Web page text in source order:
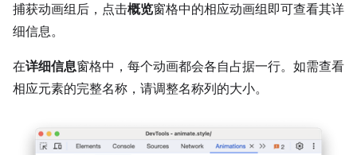
捕获动画组后，点击概览窗格中的相应动画组即可查看其详
细信息。
在详细信息窗格中，每个动画都会各自占据一行。如需查看
相应元素的完整名称，请调整名称列的大小。